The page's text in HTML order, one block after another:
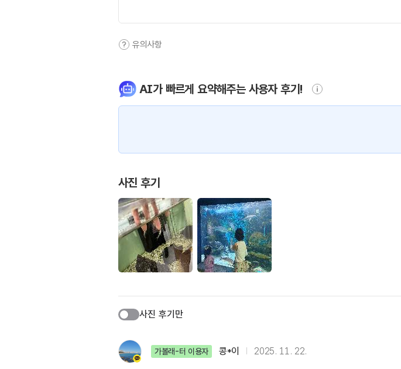
유의사항
AI가 빠르게 요약해주는 사용자 후기!
사진 후기
사진 후기만
가볼래-터 이용자 콩*이 2025. 11. 22.